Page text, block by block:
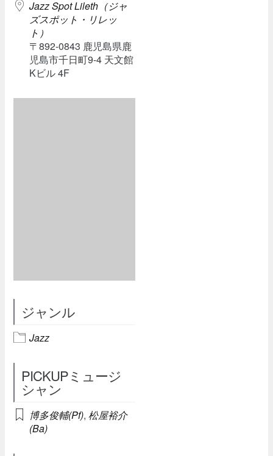
Jazz Spot Lileth（ジャ
ズスポット・リレッ
ト）
〒892-0843 鹿児島県鹿
児島市千日町9-4 天文館
Kビル 4F
ジャンル
Jazz
PICKUPミュージ
シャン
博多俊輔(Pf),松屋裕介
(Ba)